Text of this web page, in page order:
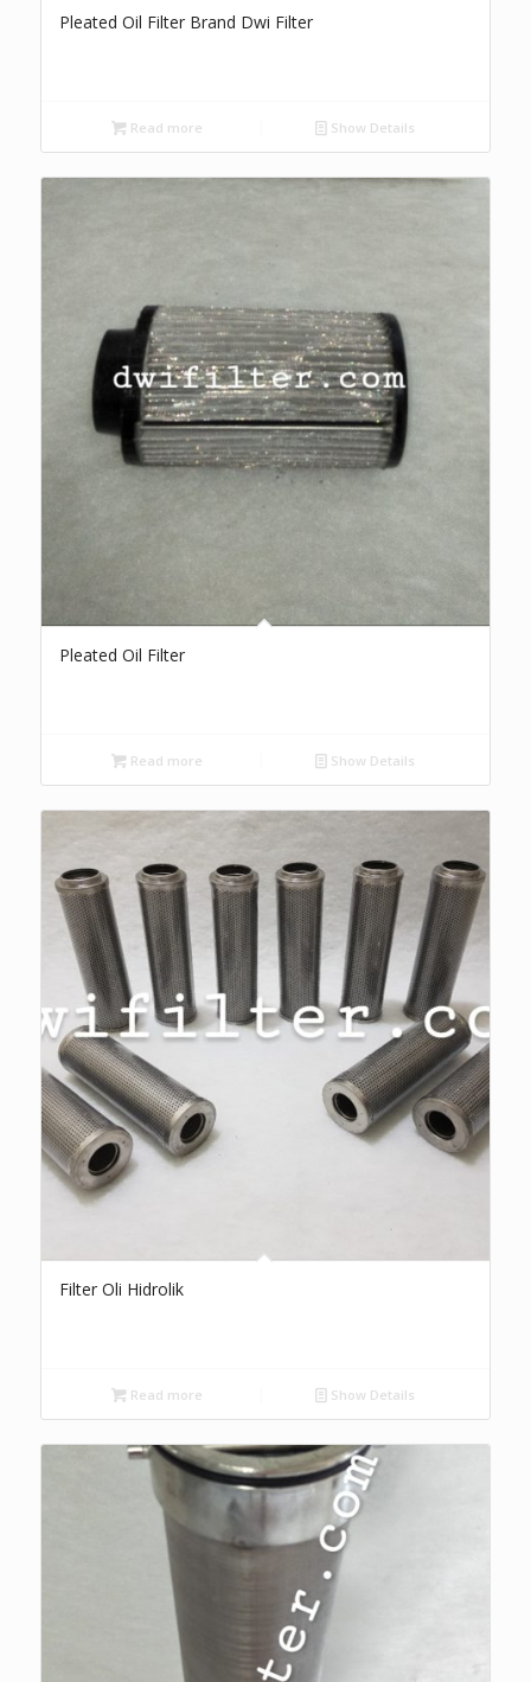
Pleated Oil Filter Brand Dwi Filter
Read more Show Details
Pleated Oil Filter
Read more Show Details
Filter Oli Hidrolik
Read more Show Details